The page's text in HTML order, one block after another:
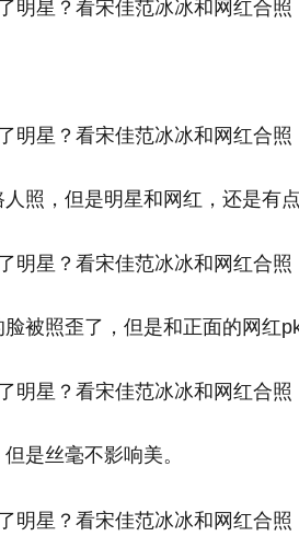
照，但是明星和网红，还是有
被照歪了，但是和正面的网红
是丝毫不影响美。